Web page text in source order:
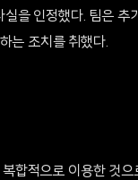
을 인정했다. 팀은 추
는 조치를 취했다.
합적으로 이용한 것으